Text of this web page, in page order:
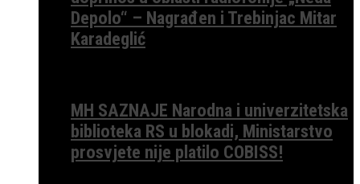
Depolo“ – Nagrađen i Trebinjac Mitar
Karadeglić
MH SAZNAJE Narodna i univerzitetska
biblioteka RS u blokadi, Ministarstvo
prosvjete nije platilo COBISS!